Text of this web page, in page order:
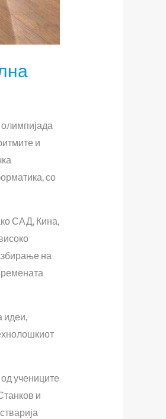
и
со
САД, Кина,
на
идеи,
учениците
и